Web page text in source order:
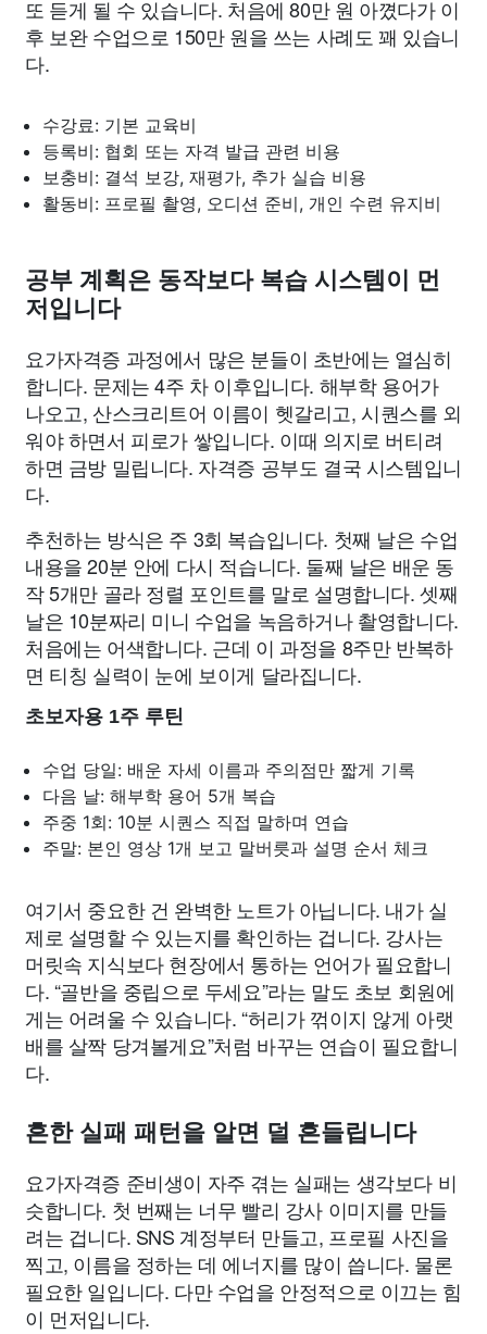
또 듣게 될 수 있습니다. 처음에 80만 원 아꼈다가 이
후 보완 수업으로 150만 원을 쓰는 사례도 꽤 있습니
다.
수강료: 기본 교육비
등록비: 협회 또는 자격 발급 관련 비용
보충비: 결석 보강, 재평가, 추가 실습 비용
활동비: 프로필 촬영, 오디션 준비, 개인 수련 유지비
공부 계획은 동작보다 복습 시스템이 먼
저입니다
요가자격증 과정에서 많은 분들이 초반에는 열심히
합니다. 문제는 4주 차 이후입니다. 해부학 용어가
나오고, 산스크리트어 이름이 헷갈리고, 시퀀스를 외
워야 하면서 피로가 쌓입니다. 이때 의지로 버티려
하면 금방 밀립니다. 자격증 공부도 결국 시스템입니
다.
추천하는 방식은 주 3회 복습입니다. 첫째 날은 수업
내용을 20분 안에 다시 적습니다. 둘째 날은 배운 동
작 5개만 골라 정렬 포인트를 말로 설명합니다. 셋째
날은 10분짜리 미니 수업을 녹음하거나 촬영합니다.
처음에는 어색합니다. 근데 이 과정을 8주만 반복하
면 티칭 실력이 눈에 보이게 달라집니다.
초보자용 1주 루틴
수업 당일: 배운 자세 이름과 주의점만 짧게 기록
다음 날: 해부학 용어 5개 복습
주중 1회: 10분 시퀀스 직접 말하며 연습
주말: 본인 영상 1개 보고 말버릇과 설명 순서 체크
여기서 중요한 건 완벽한 노트가 아닙니다. 내가 실
제로 설명할 수 있는지를 확인하는 겁니다. 강사는
머릿속 지식보다 현장에서 통하는 언어가 필요합니
다. “골반을 중립으로 두세요”라는 말도 초보 회원에
게는 어려울 수 있습니다. “허리가 꺾이지 않게 아랫
배를 살짝 당겨볼게요”처럼 바꾸는 연습이 필요합니
다.
흔한 실패 패턴을 알면 덜 흔들립니다
요가자격증 준비생이 자주 겪는 실패는 생각보다 비
슷합니다. 첫 번째는 너무 빨리 강사 이미지를 만들
려는 겁니다. SNS 계정부터 만들고, 프로필 사진을
찍고, 이름을 정하는 데 에너지를 많이 씁니다. 물론
필요한 일입니다. 다만 수업을 안정적으로 이끄는 힘
이 먼저입니다.